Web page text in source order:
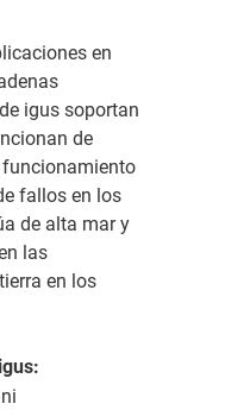
en
igus soportan
de
fallos en los
de alta mar y
las
en los